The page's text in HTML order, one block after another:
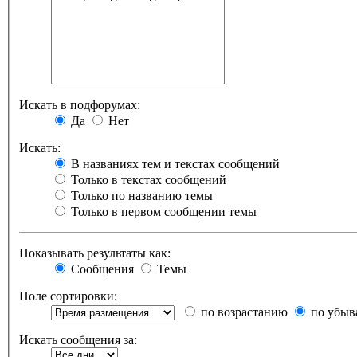
Искать в подфорумах:
Да
Нет
Искать:
В названиях тем и текстах сообщений
Только в текстах сообщений
Только по названию темы
Только в первом сообщении темы
Показывать результаты как:
Сообщения
Темы
Поле сортировки:
по возрастанию
по
Искать сообщения за: